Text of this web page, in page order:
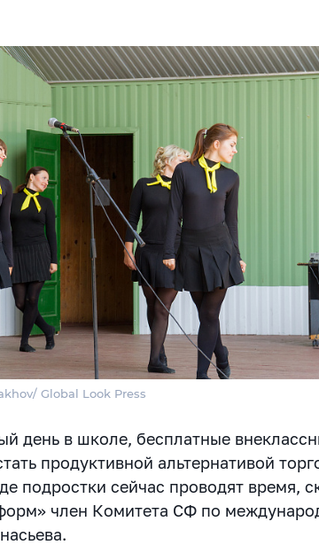
Global Look Press
день в школе, бесплатные
продуктивной альтернативой
подростки сейчас проводят время,
член Комитета СФ по